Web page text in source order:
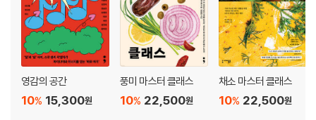
바질페스토 푸실리
그릭 샐러드 카사레체
포모도로 스파게티
과카몰리 프루트 제멜리
시소페스토 카펠리니
가지 퓌레 엔젤헤어
레몬그라스 카펠리니
영감의 공간
15,300원
10%
풍미 마스터 클래스
22,500원
10%
채소 마스터 클래스
22,500원
10%